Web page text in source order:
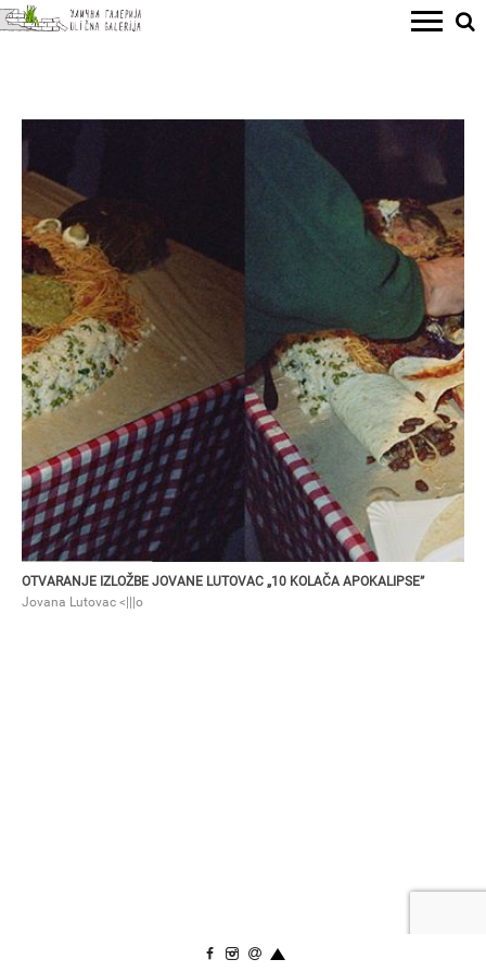
JOVANA LUTOVAC <|||O
Otvaranje izložbe Jovane Lutovac „10 kolača apokalipse”
OTVARANJE IZLOŽBE JOVANE LUTOVAC „10 KOLAČA APOKALIPSE”
Jovana Lutovac <|||o